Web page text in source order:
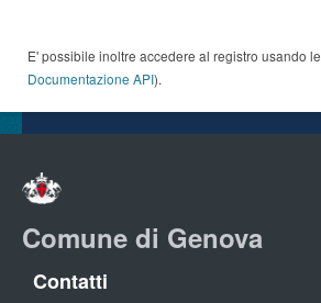
E' possibile inoltre accedere al registro usando le
Documentazione API).
Comune di Genova
Contatti